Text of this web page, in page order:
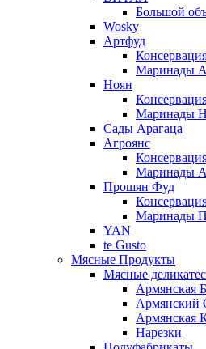
Большой
Wosky
Артфуд
Маринады
Ноян
Маринады
Сады Арагаца
Агроянс
Маринады
Прошян Фуд
Маринады
YAN
te Gusto
Мясные Продукты
Мясные
Армянская
Армянский
Армянская
Нарезки